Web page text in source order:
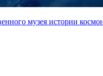
музея истории